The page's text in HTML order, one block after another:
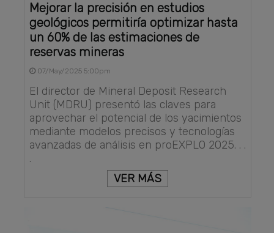
Mejorar la precisión en estudios
geológicos permitiría optimizar hasta
un 60% de las estimaciones de
reservas mineras
07/May/2025 5:00pm
El director de Mineral Deposit Research
Unit (MDRU) presentó las claves para
aprovechar el potencial de los yacimientos
mediante modelos precisos y tecnologías
avanzadas de análisis en proEXPLO 2025. . .
.
VER MÁS